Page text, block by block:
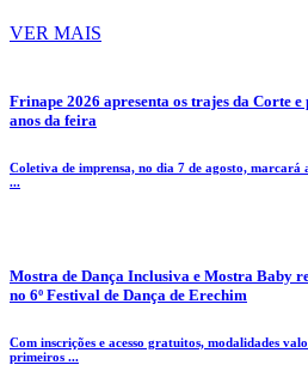
VER MAIS
Frinape 2026 apresenta os trajes da Corte
anos da feira
Coletiva de imprensa, no dia 7 de agosto, marcará
...
Mostra de Dança Inclusiva e Mostra Baby
no 6º Festival de Dança de Erechim
Com inscrições e acesso gratuitos, modalidades
primeiros ...